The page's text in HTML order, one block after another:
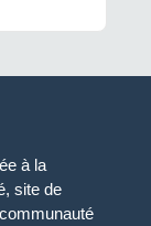
à la
site de